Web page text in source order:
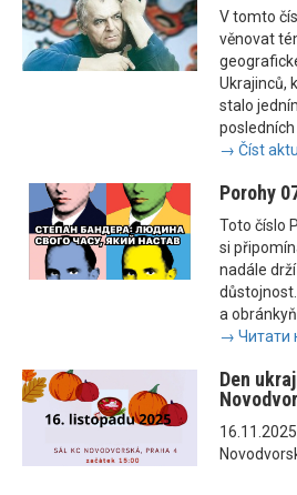
V tomto
věnovat
Ukrajinců,
stalo
posledních
→ Číst
Porohy
Toto číslo
si
nadále
a obránkyň
→ Читати
Den